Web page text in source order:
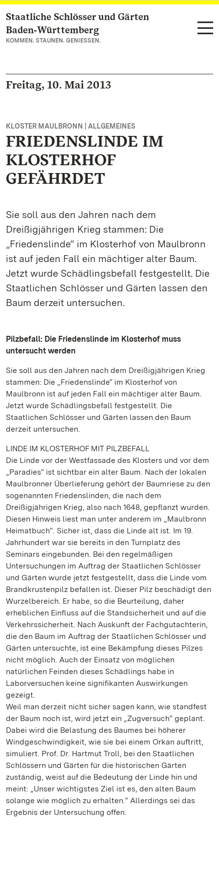
Zum Hauptinhalt springen
Staatliche Schlösser und Gärten
Baden‑Württemberg
KOMMEN. STAUNEN. GENIESSEN.
Freitag, 10. Mai 2013
KLOSTER MAULBRONN | ALLGEMEINES
FRIEDENSLINDE IM
KLOSTERHOF
GEFÄHRDET
Sie soll aus den Jahren nach dem
Dreißigjährigen Krieg stammen: Die
„Friedenslinde“ im Klosterhof von Maulbronn
ist auf jeden Fall ein mächtiger alter Baum.
Jetzt wurde Schädlingsbefall festgestellt. Die
Staatlichen Schlösser und Gärten lassen den
Baum derzeit untersuchen.
Pilzbefall: Die Friedenslinde im Klosterhof muss
untersucht werden
Sie soll aus den Jahren nach dem Dreißigjährigen Krieg
stammen: Die „Friedenslinde“ im Klosterhof von
Maulbronn ist auf jeden Fall ein mächtiger alter Baum.
Jetzt wurde Schädlingsbefall festgestellt. Die
Staatlichen Schlösser und Gärten lassen den Baum
derzeit untersuchen.
LINDE IM KLOSTERHOF MIT PILZBEFALL
Die Linde vor der Westfassade des Klosters und vor dem
„Paradies“ ist sichtbar ein alter Baum. Nach der lokalen
Maulbronner Überlieferung gehört der Baumriese zu den
sogenannten Friedenslinden, die nach dem
Dreißigjährigen Krieg, also nach 1648, gepflanzt wurden.
Diesen Hinweis liest man unter anderem im „Maulbronn
Heimatbuch“. Sicher ist, dass die Linde alt ist. Im 19.
Jahrhundert war sie bereits in den Turnplatz des
Seminars eingebunden. Bei den regelmäßigen
Untersuchungen im Auftrag der Staatlichen Schlösser
und Gärten wurde jetzt festgestellt, dass die Linde vom
Brandkrustenpilz befallen ist. Dieser Pilz beschädigt den
Wurzelbereich. Er habe, so die Beurteilung, daher
erheblichen Einfluss auf die Standsicherheit und auf die
Verkehrssicherheit. Nach Auskunft der Fachgutachterin,
die den Baum im Auftrag der Staatlichen Schlösser und
Gärten untersuchte, ist eine Bekämpfung dieses Pilzes
nicht möglich. Auch der Einsatz von möglichen
natürlichen Feinden dieses Schädlings habe in
Laborversuchen keine signifikanten Auswirkungen
gezeigt.
Weil man derzeit nicht sicher sagen kann, wie standfest
der Baum noch ist, wird jetzt ein „Zugversuch“ geplant.
Dabei wird die Belastung des Baumes bei höherer
Windgeschwindigkeit, wie sie bei einem Orkan auftritt,
simuliert. Prof. Dr. Hartmut Troll, bei den Staatlichen
Schlössern und Gärten für die historischen Gärten
zuständig, weist auf die Bedeutung der Linde hin und
meint: „Unser wichtigstes Ziel ist es, den alten Baum
solange wie möglich zu erhalten.“ Allerdings sei das
Ergebnis der Untersuchung offen.